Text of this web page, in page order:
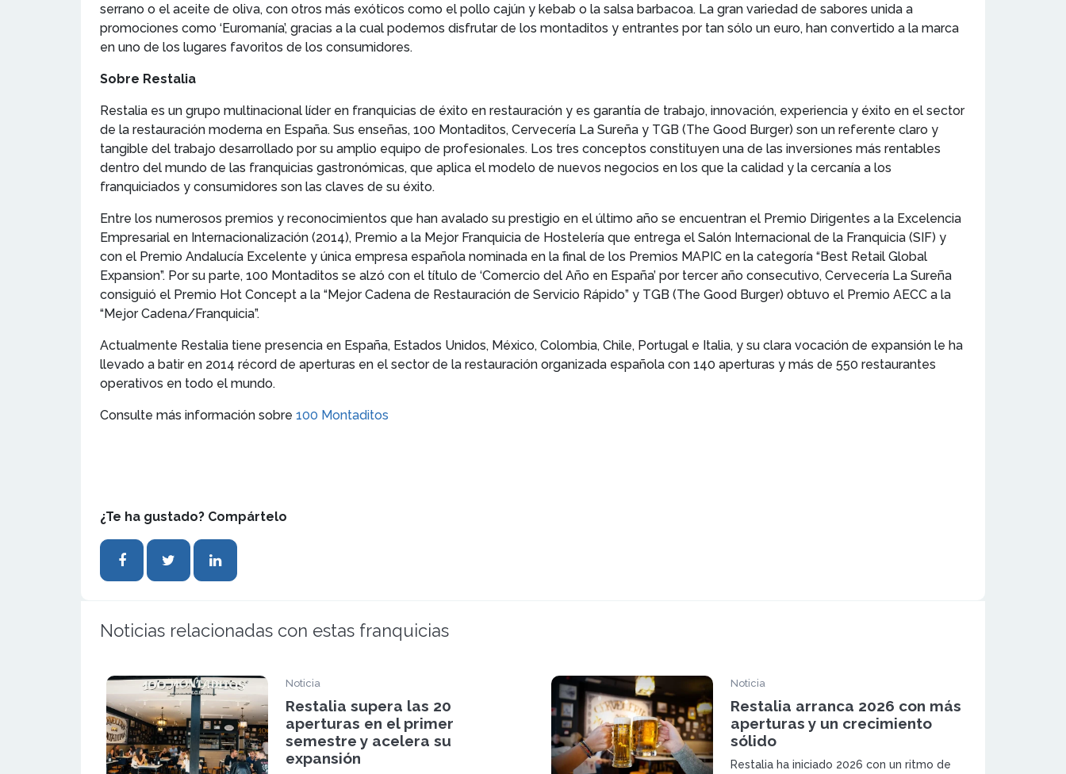
serrano o el aceite de oliva, con otros más exóticos como el pollo cajún y kebab o la salsa barbacoa. La gran variedad de sabores unida a
promociones como ‘Euromanía’, gracias a la cual podemos disfrutar de los montaditos y entrantes por tan sólo un euro, han convertido a la marca
en uno de los lugares favoritos de los consumidores.
Sobre Restalia
Restalia es un grupo multinacional líder en franquicias de éxito en restauración y es garantía de trabajo, innovación, experiencia y éxito en el sector
de la restauración moderna en España. Sus enseñas, 100 Montaditos, Cervecería La Sureña y TGB (The Good Burger) son un referente claro y
tangible del trabajo desarrollado por su amplio equipo de profesionales. Los tres conceptos constituyen una de las inversiones más rentables
dentro del mundo de las franquicias gastronómicas, que aplica el modelo de nuevos negocios en los que la calidad y la cercanía a los
franquiciados y consumidores son las claves de su éxito.
Entre los numerosos premios y reconocimientos que han avalado su prestigio en el último año se encuentran el Premio Dirigentes a la Excelencia
Empresarial en Internacionalización (2014), Premio a la Mejor Franquicia de Hostelería que entrega el Salón Internacional de la Franquicia (SIF) y
con el Premio Andalucía Excelente y única empresa española nominada en la final de los Premios MAPIC en la categoría “Best Retail Global
Expansion”. Por su parte, 100 Montaditos se alzó con el título de ‘Comercio del Año en España’ por tercer año consecutivo, Cervecería La Sureña
consiguió el Premio Hot Concept a la “Mejor Cadena de Restauración de Servicio Rápido” y TGB (The Good Burger) obtuvo el Premio AECC a la
“Mejor Cadena/Franquicia”.
Actualmente Restalia tiene presencia en España, Estados Unidos, México, Colombia, Chile, Portugal e Italia, y su clara vocación de expansión le ha
llevado a batir en 2014 récord de aperturas en el sector de la restauración organizada española con 140 aperturas y más de 550 restaurantes
operativos en todo el mundo.
Consulte más información sobre 100 Montaditos
¿Te ha gustado? Compártelo
Noticias relacionadas con estas franquicias
Noticia
Restalia supera las 20
aperturas en el primer
semestre y acelera su
expansión
Noticia
Restalia arranca 2026 con más
aperturas y un crecimiento
sólido
Restalia ha iniciado 2026 con un ritmo de